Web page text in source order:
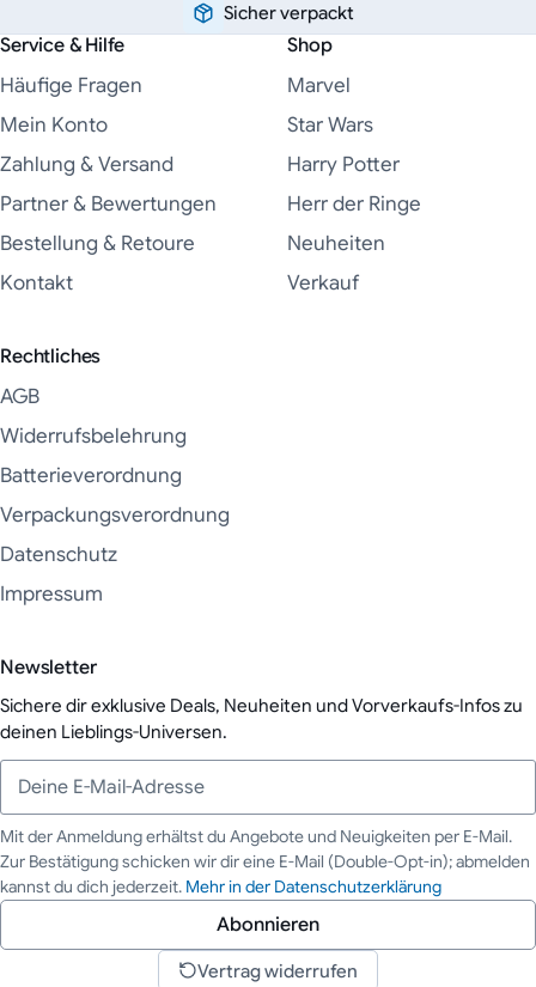
Sicher verpackt
Service & Hilfe
Häufige Fragen
Mein Konto
Zahlung & Versand
Partner & Bewertungen
Bestellung & Retoure
Kontakt
Shop
Marvel
Star Wars
Harry Potter
Herr der Ringe
Neuheiten
Verkauf
Rechtliches
AGB
Widerrufsbelehrung
Batterieverordnung
Verpackungsverordnung
Datenschutz
Impressum
Newsletter
Sichere dir exklusive Deals, Neuheiten und Vorverkaufs-Infos zu
deinen Lieblings-Universen.
Deine E-Mail-Adresse
Mit der Anmeldung erhältst du Angebote und Neuigkeiten per E-Mail.
Zur Bestätigung schicken wir dir eine E-Mail (Double-Opt-in); abmelden
kannst du dich jederzeit. Mehr in der Datenschutzerklärung
Abonnieren
Vertrag widerrufen